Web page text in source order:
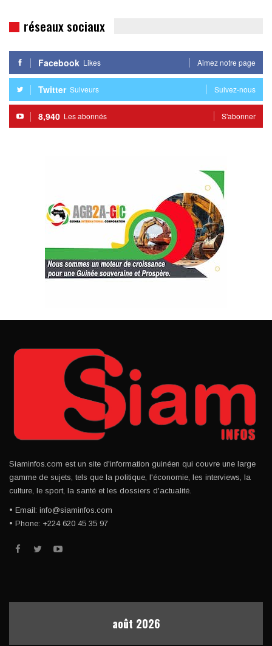
réseaux sociaux
Facebook Likes Aimez notre page
Twitter Suiveurs Suivez-nous
8,940 Les abonnés S'abonner
Siaminfos.com est un site d'information guinéen qui couvre une large
gamme de sujets, tels que la politique, l'économie, les interviews, la
culture, le sport, la santé et les dossiers d'actualité.
• Email: info@siaminfos.com
• Phone: +224 620 45 35 97
août 2026